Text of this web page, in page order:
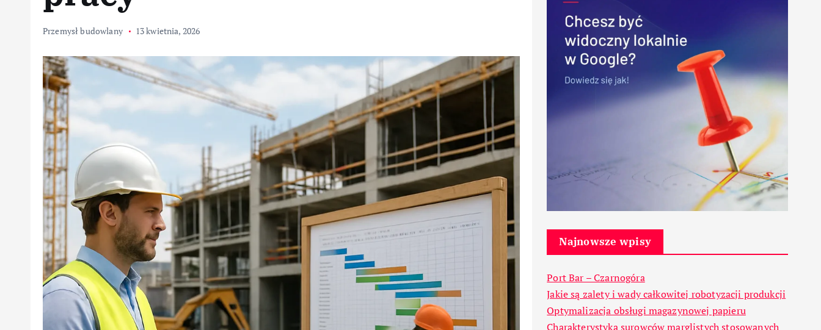
Przemysł budowlany 13 kwietnia, 2026
Najnowsze wpisy
Port Bar – Czarnogóra
Jakie są zalety i wady całkowitej robotyzacji produkcji
Optymalizacja obsługi magazynowej papieru
Charakterystyka surowców marglistych stosowanych